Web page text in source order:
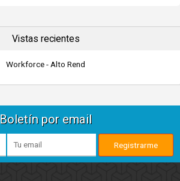
Vistas recientes
Workforce - Alto Rend
Boletín por email